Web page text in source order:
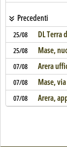
Precedenti
25/08 DL Terra
25/08 Mase,
07/08 Arera
07/08 Mase,
07/08 Arera,